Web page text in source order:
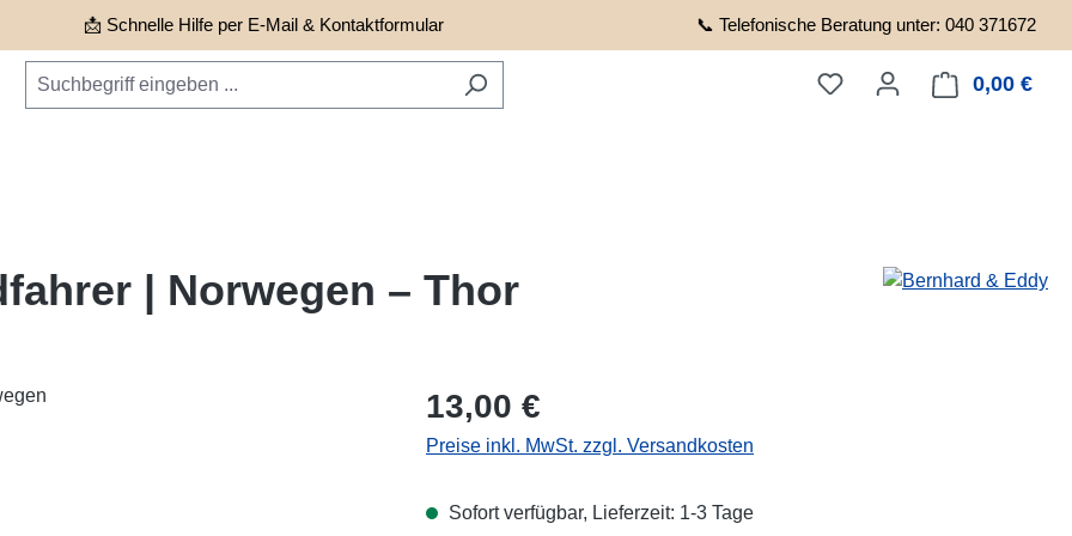
📩 Schnelle Hilfe per E-Mail & Kontaktformular 📞 Telefonische Beratung unter: 040 371672
0,00 €
| Norwegen – Thor
Regulärer Preis:
13,00 €
Preise inkl. MwSt. zzgl. Versandkosten
Sofort verfügbar, Lieferzeit: 1-3 Tage